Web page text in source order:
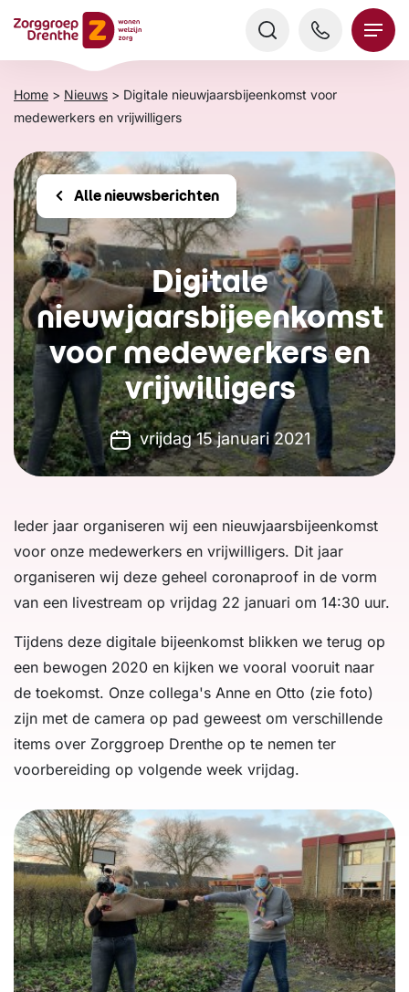
naar
content
Home > Nieuws > Digitale nieuwjaarsbijeenkomst voor
medewerkers en vrijwilligers
Alle nieuwsberichten
Digitale
nieuwjaarsbijeenkomst
voor medewerkers en
vrijwilligers
vrijdag 15 januari 2021
Ieder jaar organiseren wij een nieuwjaarsbijeenkomst
voor onze medewerkers en vrijwilligers. Dit jaar
organiseren wij deze geheel coronaproof in de vorm
van een livestream op vrijdag 22 januari om 14:30 uur.
Tijdens deze digitale bijeenkomst blikken we terug op
een bewogen 2020 en kijken we vooral vooruit naar
de toekomst. Onze collega's Anne en Otto (zie foto)
zijn met de camera op pad geweest om verschillende
items over Zorggroep Drenthe op te nemen ter
voorbereiding op volgende week vrijdag.